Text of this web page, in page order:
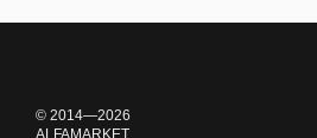
© 2014—2026
ALFAMARKET